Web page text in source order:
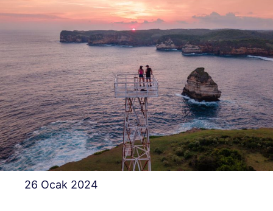
26 Ocak 2024